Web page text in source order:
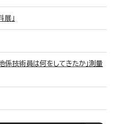
」
係技術員は何をしてきたか」測量